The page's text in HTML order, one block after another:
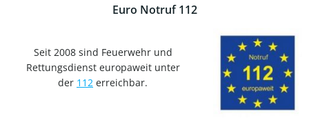
Euro Notruf 112
Seit 2008 sind Feuerwehr und
Rettungsdienst europaweit unter
der 112 erreichbar.